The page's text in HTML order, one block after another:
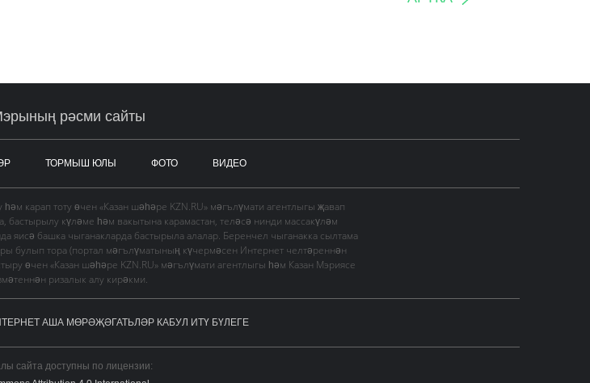
рәсми сайты
ТОРМЫШ ЮЛЫ ФОТО ВИДЕО
карап тоту өчен «Казан шәһәре KZN.RU» мәгълүмати агентлыгы җавап
күләме һәм вакытына карамастан, теләсә нинди массакүләм
яисә башка чыганакларда бастырыла алалар. Беренчел чыганакка сылтама
булып тора (портал мәгълүматының күчермәсен Интернет челтәреннән
өчен «Казан шәһәре KZN.RU» мәгълүмати агентлыгы һәм Казан Мэриясе
ризалык алу кирәкми.
АША МӨРӘҖӘГАТЬЛӘР КАБУЛ ИТҮ БҮЛЕГЕ
сайта доступны по лицензии: